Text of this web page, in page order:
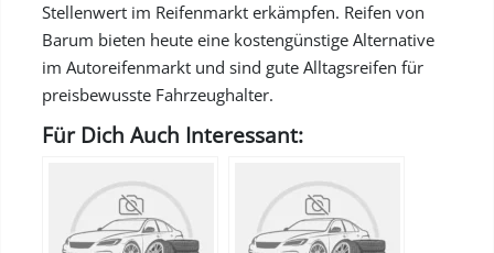
Stellenwert im Reifenmarkt erkämpfen. Reifen von
Barum bieten heute eine kostengünstige Alternative
im Autoreifenmarkt und sind gute Alltagsreifen für
preisbewusste Fahrzeughalter.
Für Dich Auch Interessant: